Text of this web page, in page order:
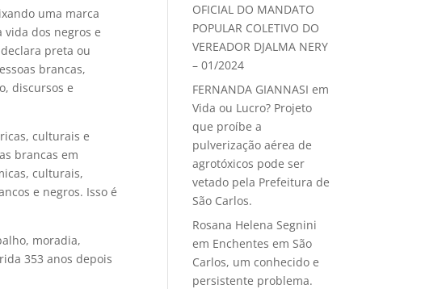
uma marca
dos negros e
preta ou
brancas,
discursos e
culturais e
brancas em
culturais,
e negros. Isso é
moradia,
353 anos depois
OFICIAL DO MANDATO
POPULAR COLETIVO DO
VEREADOR DJALMA NERY
– 01/2024
FERNANDA GIANNASI em
Vida ou Lucro? Projeto
que proíbe a
pulverização aérea de
agrotóxicos pode ser
vetado pela Prefeitura de
São Carlos.
Rosana Helena Segnini
em Enchentes em São
Carlos, um conhecido e
persistente problema.